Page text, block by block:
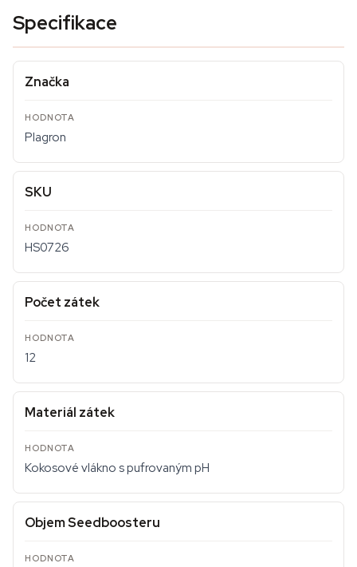
Specifikace
Značka
Plagron
SKU
HS0726
Počet zátek
12
Materiál zátek
Kokosové vlákno s pufrovaným pH
Objem Seedboosteru